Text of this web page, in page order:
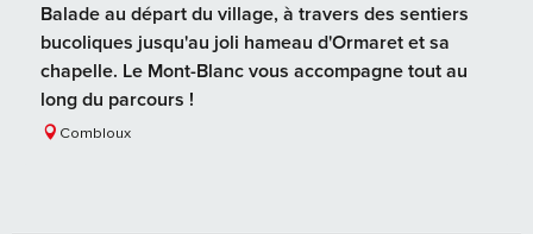
Balade au départ du village, à travers des sentiers
bucoliques jusqu'au joli hameau d'Ormaret et sa
chapelle. Le Mont-Blanc vous accompagne tout au
long du parcours !
Combloux